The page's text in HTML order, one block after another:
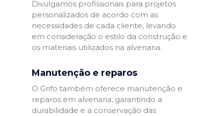
Divulgamos profissionais para projetos
personalizados de acordo com as
necessidades de cada cliente, levando
em consideração o estilo da construção e
os materiais utilizados na alvenaria.
Manutenção e reparos
O Grifo também oferece manutenção e
reparos em alvenaria, garantindo a
durabilidade e a conservação das